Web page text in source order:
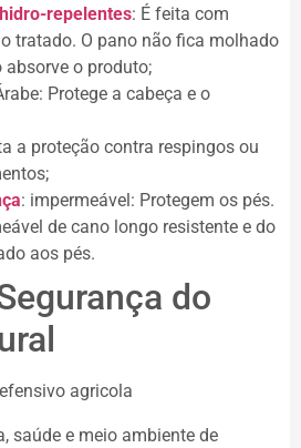
repelentes: É feita com
tratado. O pano não fica molhado
o produto;
Protege a cabeça e o
a proteção contra respingos ou
: impermeável: Protegem os pés.
de cano longo resistente e do
aos pés.
do
saúde e meio ambiente de